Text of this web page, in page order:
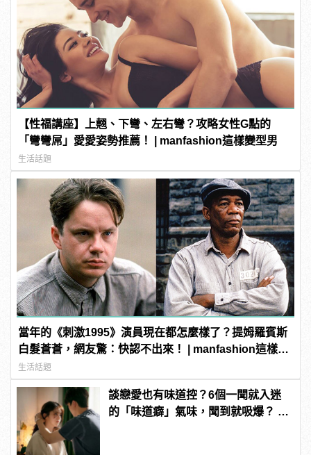
【性福講座】上翹、下彎、左右彎？攻略女性G點的
「彎彎屌」愛愛姿勢推薦！ | manfashion這樣變型男
生活話題
當年的《刺激1995》演員現在都怎麼樣了？提姆羅賓斯
白髮蒼蒼，網友驚：快認不出來！ | manfashion這樣變
型男
生活話題
談戀愛也有味道控？6個一聞就入迷
的「味道癖」氣味，聞到就吸爆？ |